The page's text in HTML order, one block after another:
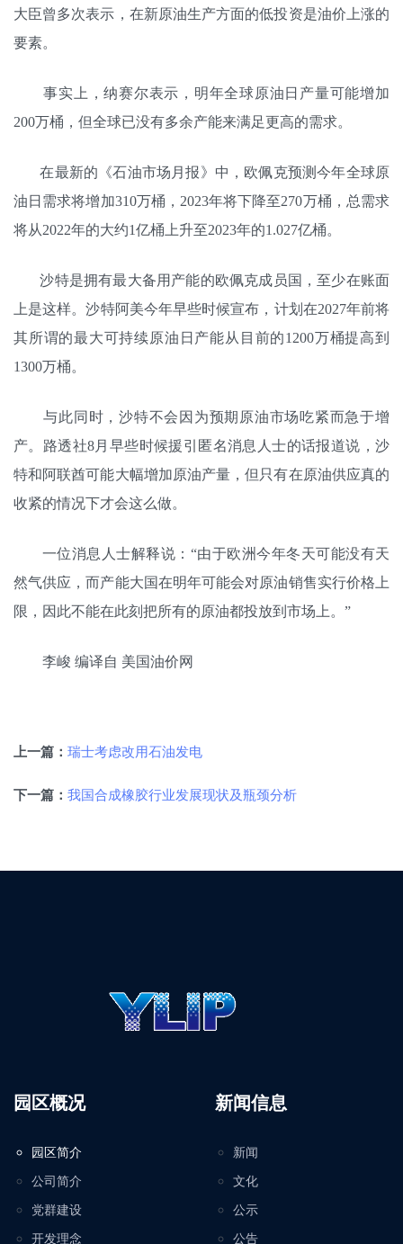
大臣曾多次表示，在新原油生产方面的低投资是油价上涨的
要素。
事实上，纳赛尔表示，明年全球原油日产量可能增加
200万桶，但全球已没有多余产能来满足更高的需求。
在最新的《石油市场月报》中，欧佩克预测今年全球原
油日需求将增加310万桶，2023年将下降至270万桶，总需求
将从2022年的大约1亿桶上升至2023年的1.027亿桶。
沙特是拥有最大备用产能的欧佩克成员国，至少在账面
上是这样。沙特阿美今年早些时候宣布，计划在2027年前将
其所谓的最大可持续原油日产能从目前的1200万桶提高到
1300万桶。
与此同时，沙特不会因为预期原油市场吃紧而急于增
产。路透社8月早些时候援引匿名消息人士的话报道说，沙
特和阿联酋可能大幅增加原油产量，但只有在原油供应真的
收紧的情况下才会这么做。
一位消息人士解释说：“由于欧洲今年冬天可能没有天
然气供应，而产能大国在明年可能会对原油销售实行价格上
限，因此不能在此刻把所有的原油都投放到市场上。”
李峻 编译自 美国油价网
上一篇： 瑞士考虑改用石油发电
下一篇： 我国合成橡胶行业发展现状及瓶颈分析
园区概况
园区简介
公司简介
党群建设
开发理念
新闻信息
新闻
文化
公示
公告